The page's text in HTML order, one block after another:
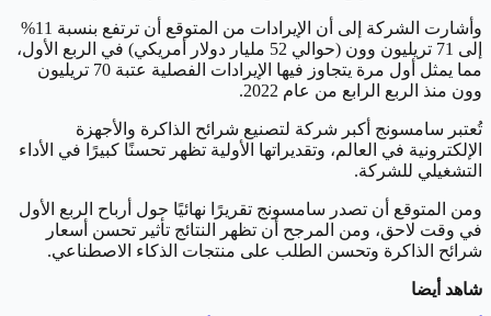
وأشارت الشركة إلى أن الإيرادات من المتوقع أن ترتفع بنسبة 11%
إلى 71 تريليون وون (حوالي 52 مليار دولار أمريكي) في الربع الأول،
مما يمثل أول مرة يتجاوز فيها الإيرادات الفصلية عتبة 70 تريليون
وون منذ الربع الرابع من عام 2022.
تُعتبر سامسونج أكبر شركة لتصنيع شرائح الذاكرة والأجهزة
الإلكترونية في العالم، وتقديراتها الأولية تظهر تحسنًا كبيرًا في الأداء
التشغيلي للشركة.
ومن المتوقع أن تصدر سامسونج تقريرًا نهائيًا حول أرباح الربع الأول
في وقت لاحق، ومن المرجح أن تظهر النتائج تأثير تحسن أسعار
شرائح الذاكرة وتحسن الطلب على منتجات الذكاء الاصطناعي.
شاهد أيضا